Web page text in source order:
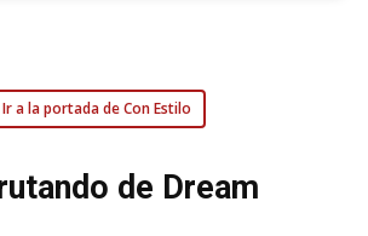
Ir a la portada de Con Estilo
de Dream